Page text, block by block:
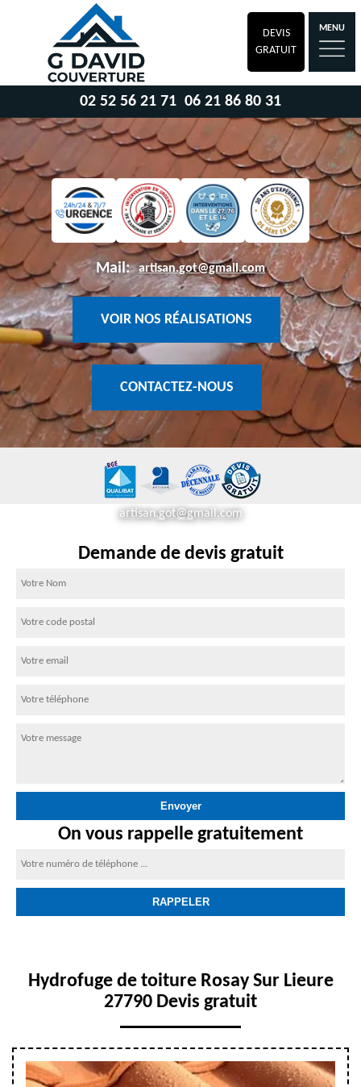
DEVIS
GRATUIT
MENU
02 52 56 21 71 06 21 86 80 31
Mail: artisan.got@gmail.com
VOIR NOS RÉALISATIONS
CONTACTEZ-NOUS
artisan.got@gmail.com
Demande de devis gratuit
On vous rappelle gratuitement
Hydrofuge de toiture Rosay Sur Lieure
27790 Devis gratuit